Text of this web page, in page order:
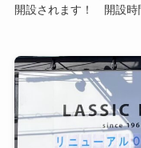
開設されます！ 開設時